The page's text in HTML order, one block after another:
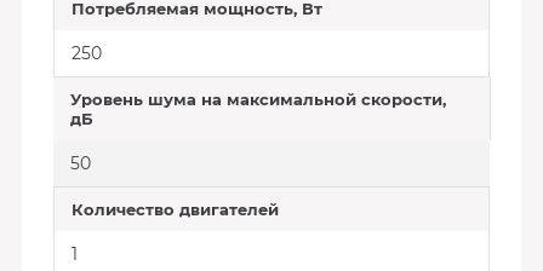
Потребляемая мощность, Вт
250
Уровень шума на максимальной скорости,
дБ
50
Количество двигателей
1